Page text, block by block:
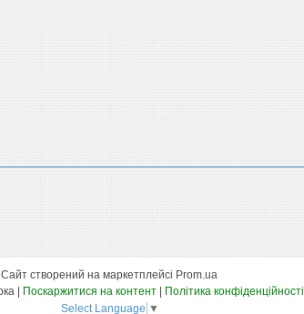
Сайт створений на маркетплейсі Prom.ua
Поскаржитися на контент
Політика конфіденційності
Select Language ▼